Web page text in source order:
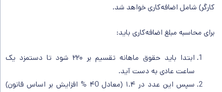
کارگر) شامل اضافه‌کاری خواهد شد.
برای محاسبه مبلغ اضافه‌کاری باید:
ابتدا باید حقوق ماهانه تقسیم بر ۲۲۰ شود تا دستمزد یک
ساعت عادی به دست آید.
سپس این عدد در ۱.۴ (معادل ۴0 % افزایش بر اساس قانون)